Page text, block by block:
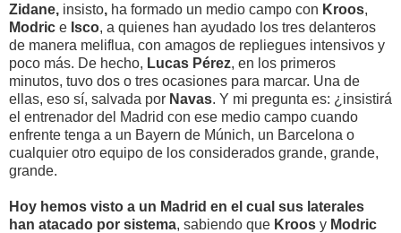
Zidane, insisto, ha formado un medio campo con Kroos,
Modric e Isco, a quienes han ayudado los tres delanteros
de manera meliflua, con amagos de repliegues intensivos y
poco más. De hecho, Lucas Pérez, en los primeros
minutos, tuvo dos o tres ocasiones para marcar. Una de
ellas, eso sí, salvada por Navas. Y mi pregunta es: ¿insistirá
el entrenador del Madrid con ese medio campo cuando
enfrente tenga a un Bayern de Múnich, un Barcelona o
cualquier otro equipo de los considerados grande, grande,
grande.
Hoy hemos visto a un Madrid en el cual sus laterales
han atacado por sistema, sabiendo que Kroos y Modric